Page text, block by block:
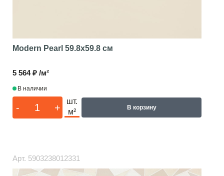
Modern Pearl 59.8x59.8 см
5 564 ₽ /м²
В наличии
- +
шт.
м²
В корзину
Арт. 5903238012331